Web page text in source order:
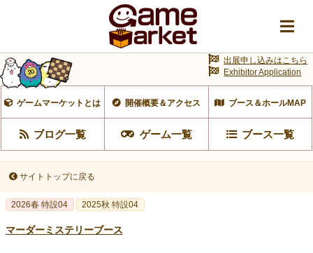
ゲームマーケットとは 開催概要＆アクセス ブース＆ホールMAP
ブログ一覧 ゲーム一覧 ブース一覧
出展申し込みはこちら
Exhibitor Application
サイトトップに戻る
2026春 特設04 2025秋 特設04
マーダーミステリーブース